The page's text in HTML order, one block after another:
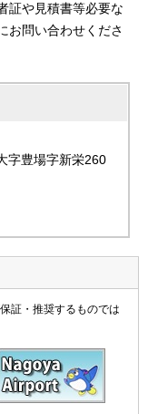
証や見積書等必要な
お問い合わせくださ
字豊場字新栄260
証・推奨するものでは